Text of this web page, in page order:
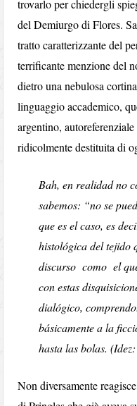
trovarlo per chiedergli
del Demiurgo di Flores.
tratto caratterizzante del
terrificante menzione del
dietro una nebulosa
linguaggio accademico,
argentino,
ridicolmente destituita di
Bah, en realidad no
sabemos: “no se
que es el caso, es
histológica del tejido
discurso como el
con estas
dialógico,
básicamente a la
hasta las bolas.
Non diversamente